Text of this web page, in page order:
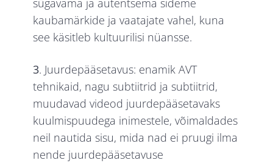
sügavama ja autentsema sideme
kaubamärkide ja vaatajate vahel, kuna
see käsitleb kultuurilisi nüansse.
3. Juurdepääsetavus: enamik AVT
tehnikaid, nagu subtiitrid ja subtiitrid,
muudavad videod juurdepääsetavaks
kuulmispuudega inimestele, võimaldades
neil nautida sisu, mida nad ei pruugi ilma
nende juurdepääsetavuse